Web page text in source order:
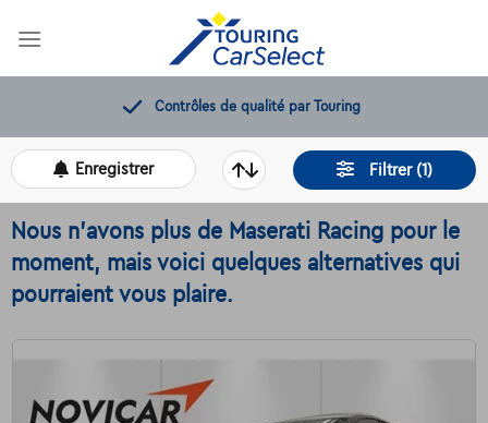
12 mois de dépannage offerts
Filtrer (1)
Enregistrer
Nous n'avons plus de Maserati Racing pour le
moment, mais voici quelques alternatives qui
pourraient vous plaire.